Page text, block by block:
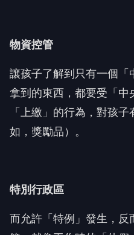
物資控管
讓孩子了解到只有一個「
拿到的東西，都要受「中
「上繳」的行為，對孩
如，獎勵品）。
特別行政區
而允許「特例」發生，反